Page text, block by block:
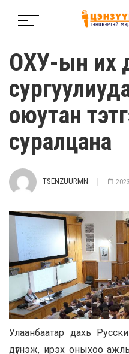
ОХУ-ын их
оюутан
суралцана
TSENZUURMN
Улаанбаатар дахь
дүгнэж, ирэх оныхоо